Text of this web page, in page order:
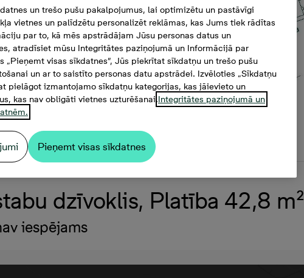
dzīvoklis, Platība 42,8 m²
iespējams
un trešo pušu pakalpojumus, lai optimizētu un pastāvīgi
vietnes un palīdzētu personalizēt reklāmas, kas Jums tiek rādītas
par to, kā mēs apstrādājam Jūsu personas datus un
atradīsiet mūsu Integritātes paziņojumā un Informācijā par
„Pieņemt visas sīkdatnes”, Jūs piekrītat sīkdatņu un trešo pušu
un ar to saistīto personas datu apstrādei. Izvēloties „Sīkdatņu
pielāgot izmantojamo sīkdatņu kategorijas, kas jāievieto un
kas nav obligāti vietnes uzturēšanai.Integritātes paziņojumā un
Pieņemt visas sīkdatnes